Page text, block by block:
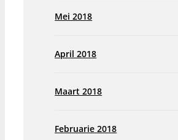
Mei 2018
April 2018
Maart 2018
Februarie 2018